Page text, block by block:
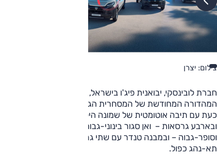
צילום: יצרן
חברת לובינסקי, יבואנית פיג'ו בישראל, החלה לשווקה את
המהדורה המחודשת של המסחרית הגדולה בוקסר. הרכב מוצע
כעת עם תיבה אוטומטית של שמונה הילוכים במבנה ואן (משלוח)
ובארבע גרסאות – ואן סגור בינוני-גבוה, ארוך-גבוה, סופר-ארוך
וסופר-גבוה – ובמבנה טנדר עם שתי גרסאות: תא-נהג יחיד,
תא-נהג כפול.